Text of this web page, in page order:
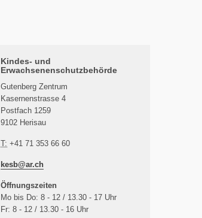
Kindes- und
Erwachsenenschutzbehörde
Gutenberg Zentrum
Kasernenstrasse 4
Postfach 1259
9102 Herisau
T: +41 71 353 66 60
kesb@ar.ch
Öffnungszeiten
Mo bis Do: 8 - 12 / 13.30 - 17 Uhr
Fr: 8 - 12 / 13.30 - 16 Uhr